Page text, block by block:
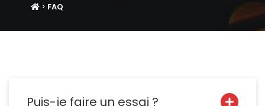
> FAQ
Puis-je faire un essai ?